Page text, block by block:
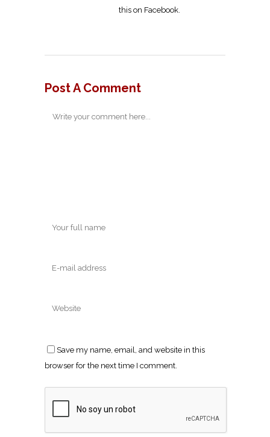
this on Facebook.
Post A Comment
Save my name, email, and website in this
browser for the next time I comment.